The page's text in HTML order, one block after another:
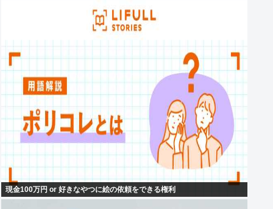
現金100万円 or 好きなやつに絵の依頼をできる権利